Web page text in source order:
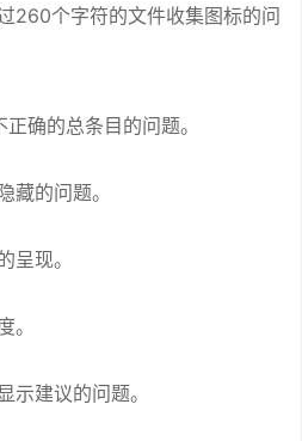
260个字符的文件收集图标的问
确的总条目的问题。
藏的问题。
呈现。
。
示建议的问题。